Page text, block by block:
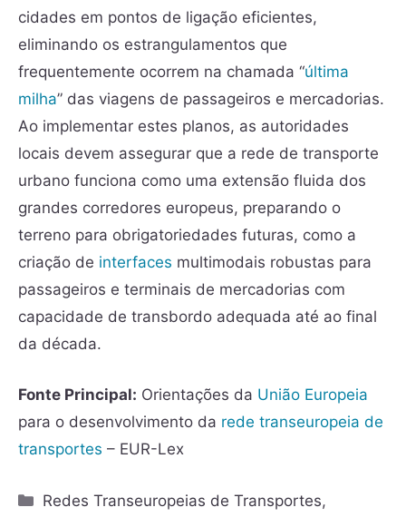
cidades em pontos de ligação eficientes,
eliminando os estrangulamentos que
frequentemente ocorrem na chamada “última
milha” das viagens de passageiros e mercadorias.
Ao implementar estes planos, as autoridades
locais devem assegurar que a rede de transporte
urbano funciona como uma extensão fluida dos
grandes corredores europeus, preparando o
terreno para obrigatoriedades futuras, como a
criação de interfaces multimodais robustas para
passageiros e terminais de mercadorias com
capacidade de transbordo adequada até ao final
da década.
Fonte Principal: Orientações da União Europeia
para o desenvolvimento da rede transeuropeia de
transportes – EUR-Lex
Redes Transeuropeias de Transportes,